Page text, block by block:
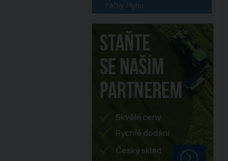
Páčky Plynu